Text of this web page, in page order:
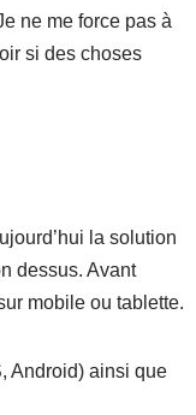
ne me force pas à
si des choses
la solution
dessus. Avant
mobile ou tablette.
Android) ainsi que